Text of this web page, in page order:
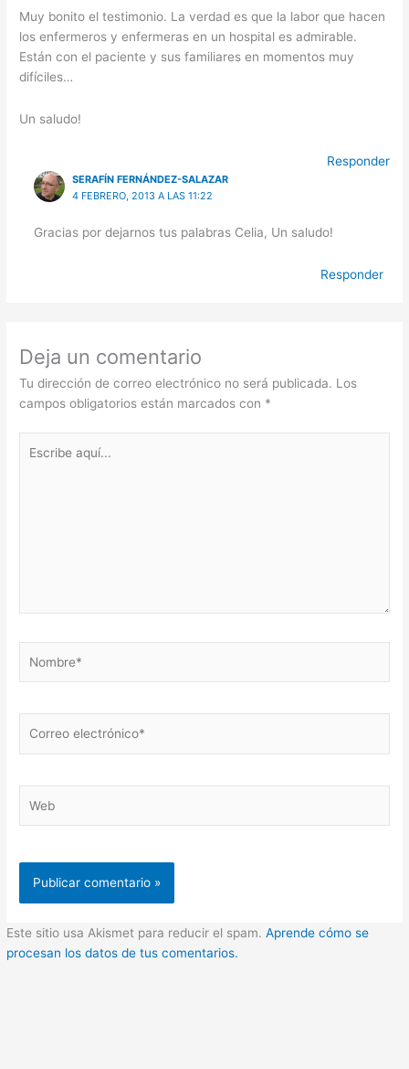
Muy bonito el testimonio. La verdad es que la labor que hacen
los enfermeros y enfermeras en un hospital es admirable.
Están con el paciente y sus familiares en momentos muy
difíciles…
Un saludo!
Responder
SERAFÍN FERNÁNDEZ-SALAZAR
4 FEBRERO, 2013 A LAS 11:22
Gracias por dejarnos tus palabras Celia, Un saludo!
Responder
Deja un comentario
Tu dirección de correo electrónico no será publicada. Los
campos obligatorios están marcados con *
aquí...
electrónico*
Este sitio usa Akismet para reducir el spam.Aprende cómo se
procesan los datos de tus comentarios.